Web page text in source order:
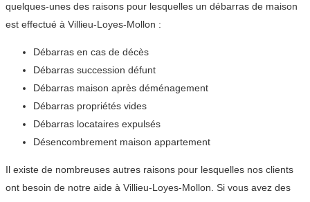
quelques-unes des raisons pour lesquelles un débarras de maison
est effectué à Villieu-Loyes-Mollon :
Débarras en cas de décès
Débarras succession défunt
Débarras maison après déménagement
Débarras propriétés vides
Débarras locataires expulsés
Désencombrement maison appartement
Il existe de nombreuses autres raisons pour lesquelles nos clients
ont besoin de notre aide à Villieu-Loyes-Mollon. Si vous avez des